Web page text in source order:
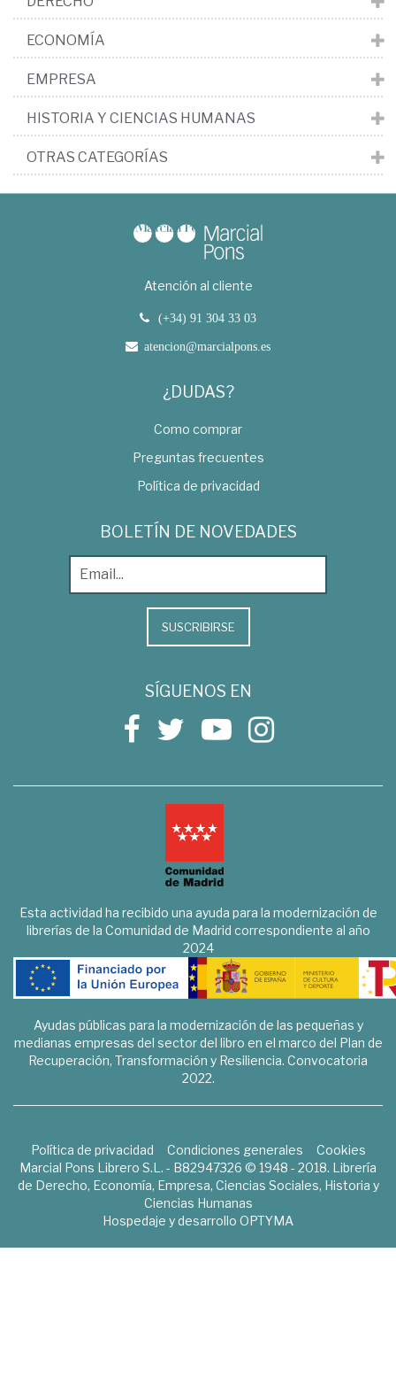
ECONOMÍA
EMPRESA
HISTORIA Y CIENCIAS HUMANAS
OTRAS CATEGORÍAS
Atención al cliente
(+34) 91 304 33 03
atencion@marcialpons.es
¿DUDAS?
Como comprar
Preguntas frecuentes
Política de privacidad
BOLETÍN DE NOVEDADES
SUSCRIBIRSE
SÍGUENOS EN
Esta actividad ha recibido una ayuda para la modernización de
librerías de la Comunidad de Madrid correspondiente al año
2024
Ayudas públicas para la modernización de las pequeñas y
medianas empresas del sector del libro en el marco del Plan de
Recuperación, Transformación y Resiliencia. Convocatoria
2022.
Política de privacidad Condiciones generales
Cookies
Marcial Pons Librero S.L. - B82947326 © 1948 - 2018. Librería
de Derecho, Economía, Empresa, Ciencias Sociales, Historia y
Ciencias Humanas
Hospedaje y desarrollo OPTYMA